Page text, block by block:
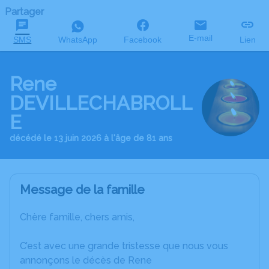
Partager
SMS WhatsApp Facebook E-mail Lien
Rene
DEVILLECHABROLL
E
décédé le 13 juin 2026 à l'âge de 81 ans
Message de la famille
Chère famille, chers amis,
C’est avec une grande tristesse que nous vous
annonçons le décès de Rene